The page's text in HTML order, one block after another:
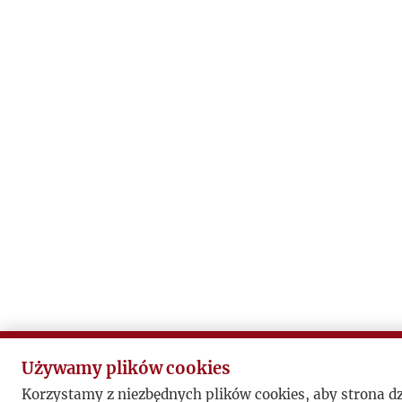
Używamy plików cookies
Korzystamy z niezbędnych plików cookies, aby strona